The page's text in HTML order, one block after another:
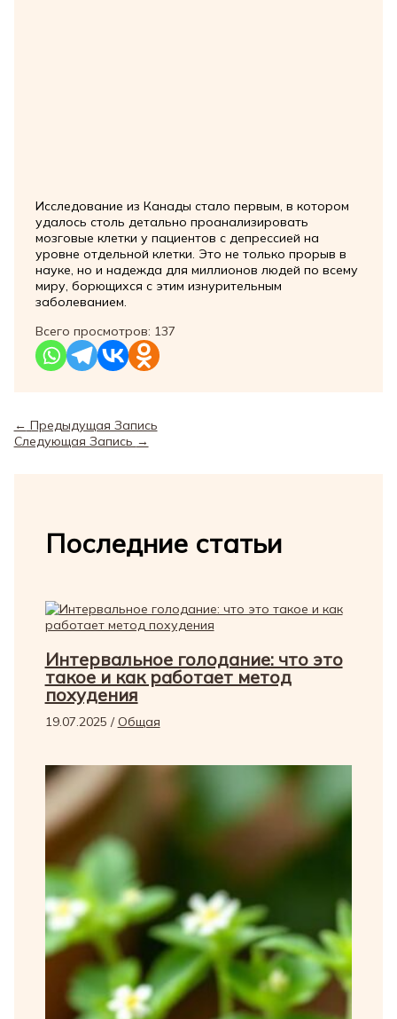
Исследование из Канады стало первым, в котором
удалось столь детально проанализировать
мозговые клетки у пациентов с депрессией на
уровне отдельной клетки. Это не только прорыв в
науке, но и надежда для миллионов людей по всему
миру, борющихся с этим изнурительным
заболеванием.
Всего просмотров: 137
← Предыдущая Запись
Следующая Запись →
Последние статьи
Интервальное голодание: что это
такое и как работает метод
похудения
19.07.2025 / Общая